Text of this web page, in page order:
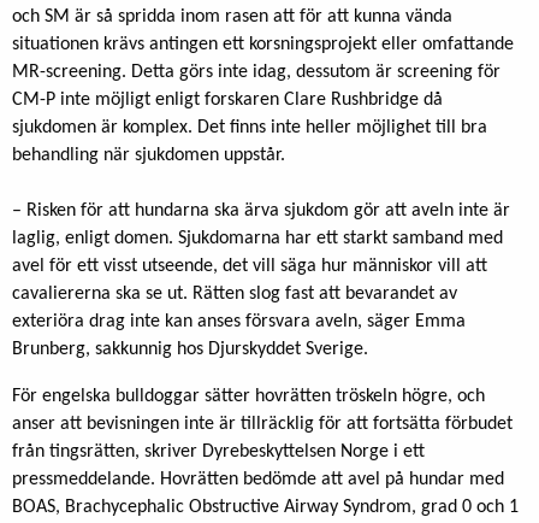
och SM är så spridda inom rasen att för att kunna vända
situationen krävs antingen ett korsningsprojekt eller omfattande
MR-screening. Detta görs inte idag, dessutom är screening för
CM-P inte möjligt enligt forskaren Clare Rushbridge då
sjukdomen är komplex. Det finns inte heller möjlighet till bra
behandling när sjukdomen uppstår.
– Risken för att hundarna ska ärva sjukdom gör att aveln inte är
laglig, enligt domen. Sjukdomarna har ett starkt samband med
avel för ett visst utseende, det vill säga hur människor vill att
cavaliererna ska se ut. Rätten slog fast att bevarandet av
exteriöra drag inte kan anses försvara aveln, säger Emma
Brunberg, sakkunnig hos Djurskyddet Sverige.
För engelska bulldoggar sätter hovrätten tröskeln högre, och
anser att bevisningen inte är tillräcklig för att fortsätta förbudet
från tingsrätten, skriver Dyrebeskyttelsen Norge i ett
pressmeddelande. Hovrätten bedömde att avel på hundar med
BOAS, Brachycephalic Obstructive Airway Syndrom, grad 0 och 1